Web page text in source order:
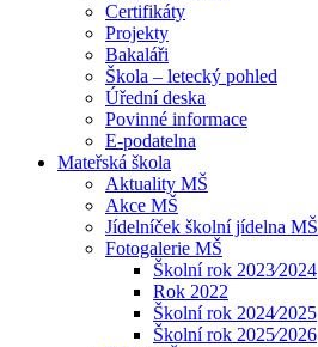
Certifikáty
Projekty
Bakaláři
Škola – letecký pohled
Úřední deska
Povinné informace
E-podatelna
Mateřská škola
Aktuality MŠ
Akce MŠ
Jídelníček školní jídelna MŠ
Fotogalerie MŠ
Školní rok 2023⁄2024
Rok 2022
Školní rok 2024⁄2025
Školní rok 2025⁄2026